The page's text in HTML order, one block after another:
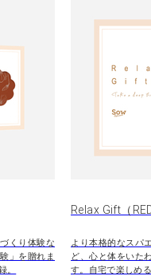
くり体験な
」を贈れま
。
Relax Gift（
より本格的なスパ
ど、心と体をいた
す。自宅で楽しめ